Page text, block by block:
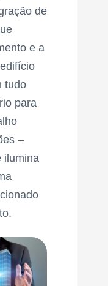
de
e a
tudo
para
–
ilumina